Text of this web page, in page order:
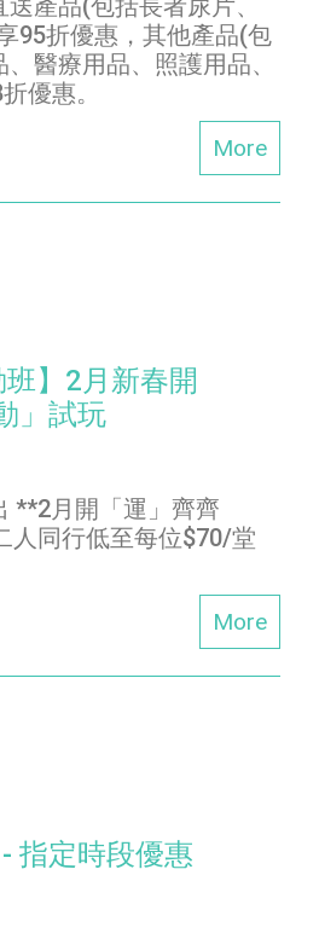
產品(包括長者尿片、
95折優惠，其他產品(包
醫療用品、照護用品、
優惠。
More
班】2月新春開
」試玩
**2月開「運」齊齊
人同行低至每位$70/堂
More
指定時段優惠